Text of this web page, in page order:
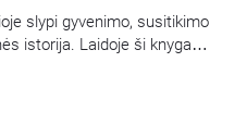
slypi gyvenimo, susitikimo
istorija. Laidoje ši knyga